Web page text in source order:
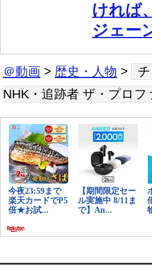
ければ
ジェー
＠動画 > 歴史・人物 >
NHK・追跡者 ザ・プロフ